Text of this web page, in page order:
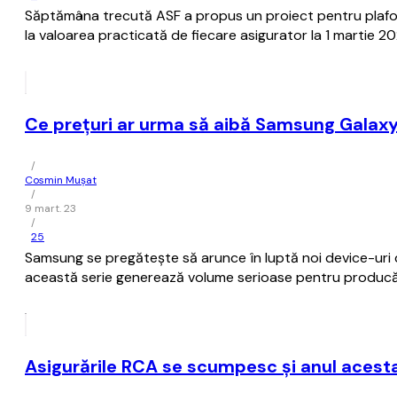
Săptămâna trecută ASF a propus un proiect pentru
la valoarea practicată de fiecare asigurator la 1 martie
Ce preţuri ar urma să aibă Samsung
/
Cosmin Mușat
/
9 mart. 23
/
25
Samsung se pregăteşte să arunce în luptă noi device-
această serie generează volume serioase pentru
Asigurările RCA se scumpesc și anul